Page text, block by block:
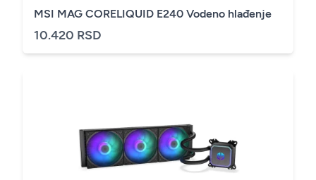
MSI MAG CORELIQUID E240 Vodeno hlađenje
10.420 RSD